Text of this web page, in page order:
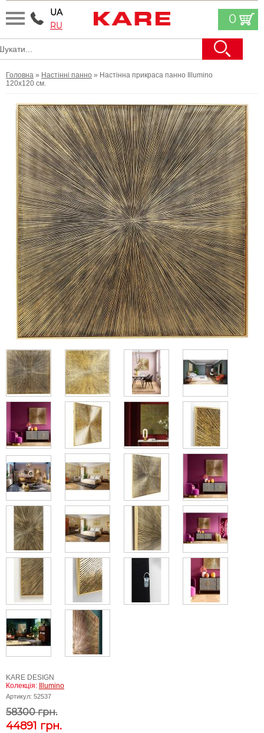
UA
RU
0
Головна » Настінні панно » Настінна прикраса панно Illumino
120х120 см.
KARE DESIGN
Колекція:
Illumino
Артикул: 52537
58300 грн.
44891 грн.